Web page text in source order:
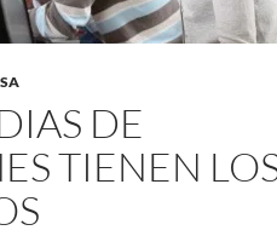
DE
TIENEN